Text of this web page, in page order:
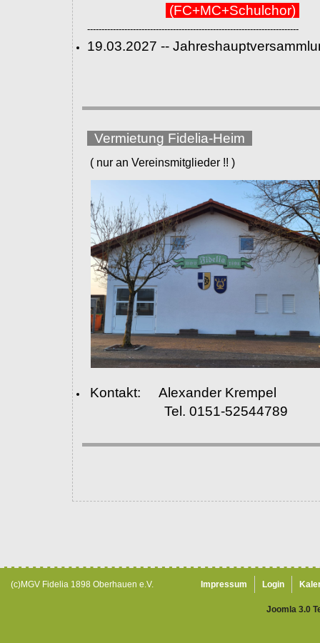
(FC+MC+Schulchor)
--------------------------------------------------------------------------
19.03.2027 --
Vermietung Fidelia-Heim
( nur an Vereinsmitglieder !! )
Kontakt: Alexander Krempel
Tel. 0151-52544789
(c)MGV Fidelia 1898 Oberhauen e.V. Impressum Login
Joomla 3.0